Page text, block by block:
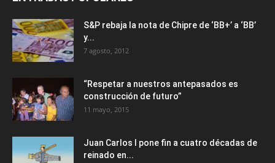
S&P rebaja la nota de Chipre de ‘BB+’ a ‘ВВ’
y...
7 agosto, 2012
“Respetar a nuestros antepasados es
construcción de futuro”
11 mayo, 2015
Juan Carlos I pone fin a cuatro décadas de
reinado en...